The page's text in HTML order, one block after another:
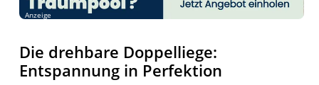
Anzeige
Die drehbare Doppelliege:
Entspannung in Perfektion